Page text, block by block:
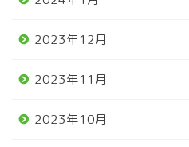
2023年12月
2023年11月
2023年10月